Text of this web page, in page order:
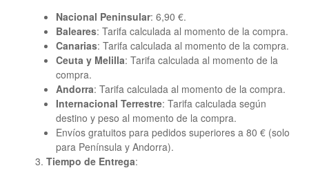
Nacional Peninsular: 6,90 €.
Baleares: Tarifa calculada al momento de la compra.
Canarias: Tarifa calculada al momento de la compra.
Ceuta y Melilla: Tarifa calculada al momento de la
compra.
Andorra: Tarifa calculada al momento de la compra.
Internacional Terrestre: Tarifa calculada según
destino y peso al momento de la compra.
Envíos gratuitos para pedidos superiores a 80 € (solo
para Península y Andorra).
Tiempo de Entrega: